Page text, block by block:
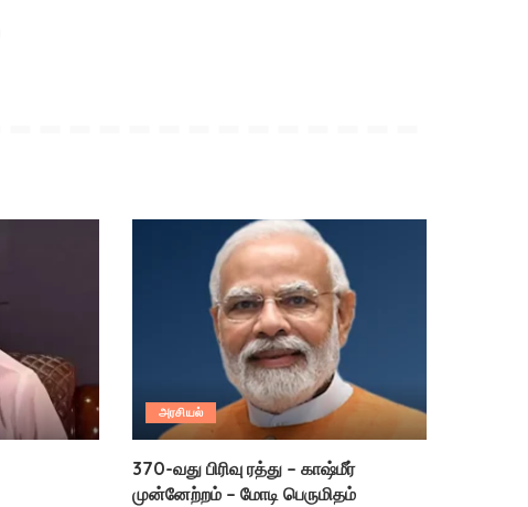
அரசியல்
370-வது பிரிவு ரத்து – காஷ்மீர்
முன்னேற்றம் – மோடி பெருமிதம்